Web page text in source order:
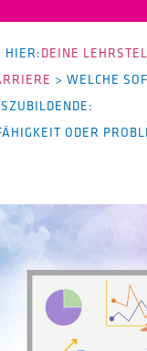
HIER:DEINE
> WELCHE
ODER